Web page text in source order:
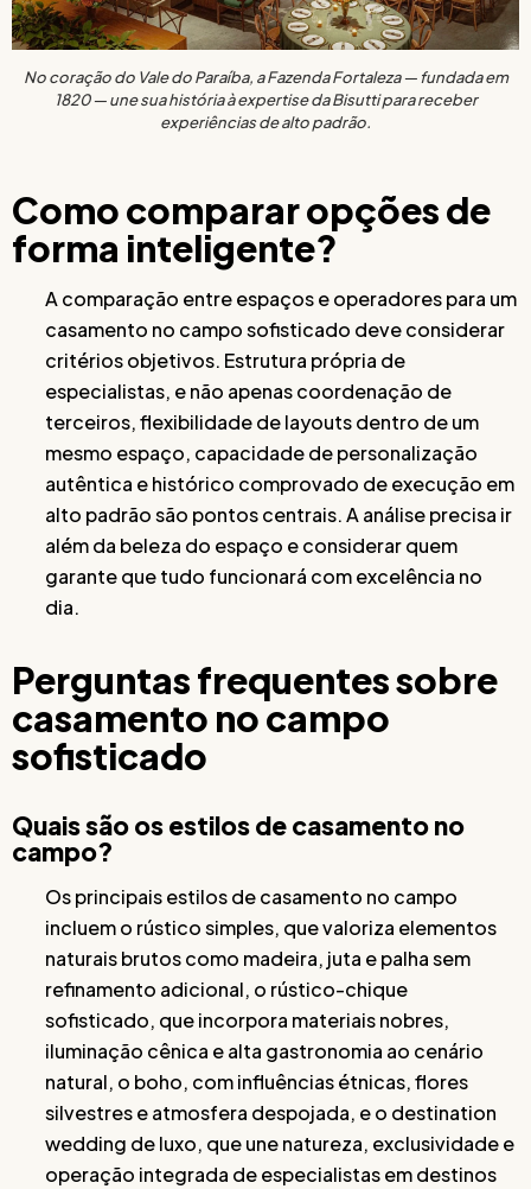
No coração do Vale do Paraíba, a Fazenda Fortaleza — fundada em
1820 — une sua história à expertise da Bisutti para receber
experiências de alto padrão.
Como comparar opções de
forma inteligente?
A comparação entre espaços e operadores para um
casamento no campo sofisticado deve considerar
critérios objetivos. Estrutura própria de
especialistas, e não apenas coordenação de
terceiros, flexibilidade de layouts dentro de um
mesmo espaço, capacidade de personalização
autêntica e histórico comprovado de execução em
alto padrão são pontos centrais. A análise precisa ir
além da beleza do espaço e considerar quem
garante que tudo funcionará com excelência no
dia.
Perguntas frequentes sobre
casamento no campo
sofisticado
Quais são os estilos de casamento no
campo?
Os principais estilos de casamento no campo
incluem o rústico simples, que valoriza elementos
naturais brutos como madeira, juta e palha sem
refinamento adicional, o rústico-chique
sofisticado, que incorpora materiais nobres,
iluminação cênica e alta gastronomia ao cenário
natural, o boho, com influências étnicas, flores
silvestres e atmosfera despojada, e o destination
wedding de luxo, que une natureza, exclusividade e
operação integrada de especialistas em destinos